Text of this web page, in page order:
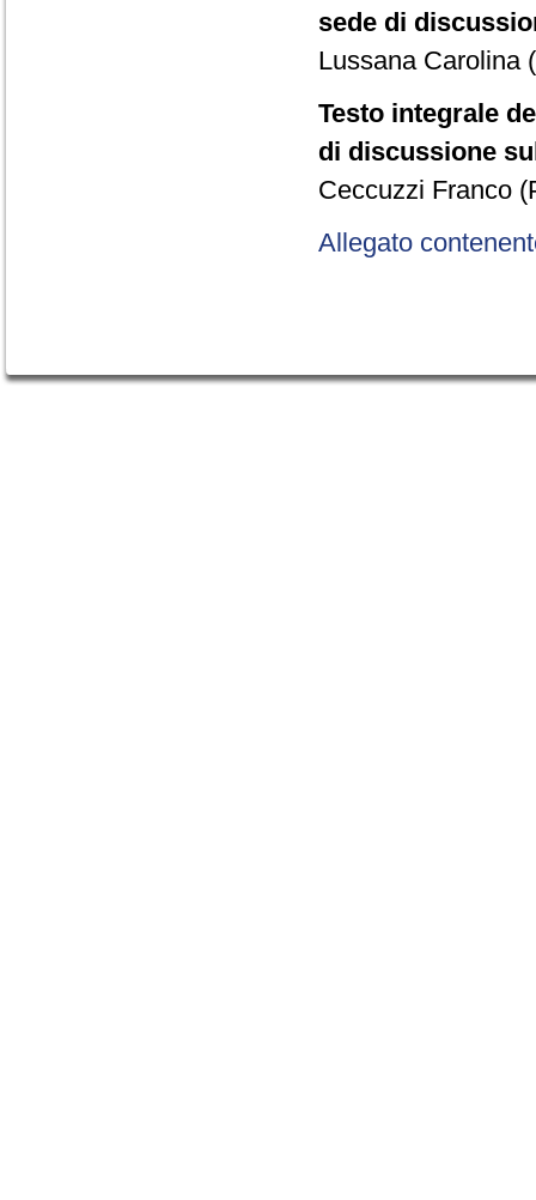
sede di
Lussana Carolina
Testo integrale
di discussione
Ceccuzzi Franco
Allegato